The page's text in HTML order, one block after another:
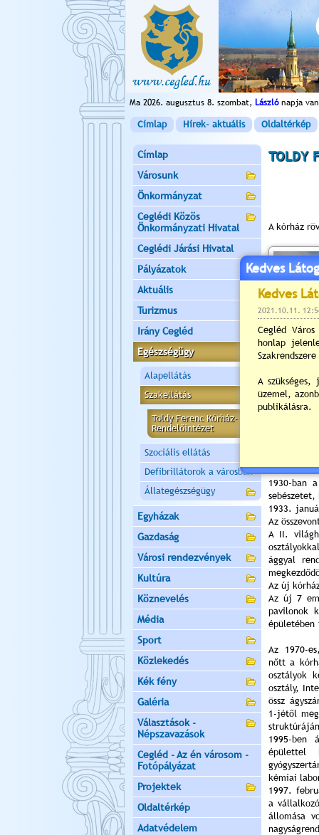
Ma 2026. augusztus 8. szombat, Lászlónapja
Címlap Hírek- aktuális Oldaltérkép
Címlap
Városunk
Önkormányzat
Ceglédi Közös
Önkormányzati Hivatal
Ceglédi Járási Hivatal
Pályázatok
Aktuális
Turizmus
Irány Cegléd
Egészségügy
Alapellátás
Szakellátás
Toldy Ferenc Kórház-
Rendelőintézet
Szociális ellátás
Defibrillátorok a városban
Állategészségügy
Egyházak
Gazdaság
Városi rendezvények
Kultúra
Köznevelés
Média
Sport
Közlekedés
Kék fény
Galéria
Választások -
Népszavazások
Cegléd - Az én városom -
Fotópályázat
Projektek
Oldaltérkép
Adatvédelem
TOLDY
A kórház
szerepét.
1930-ban
1933.
Az
A II.
ággyal
Az új
Az új 7
pavilonok
épületében
Az 1970-
nőtt a
osztályok
osztály,
össz
1-jétől
1995-ben
épülettel
kémiai
1997.
a
állomása
Kedves